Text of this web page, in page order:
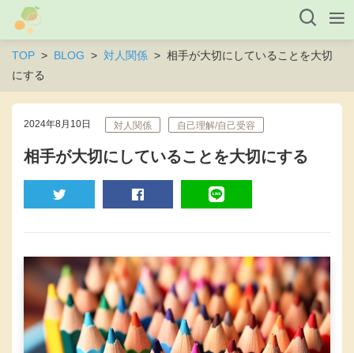
TOP BLOG 対人関係
相手が大切にしていることを大切
にする
2024年8月10日 対人関係 自己理解/自己受容
相手が大切にしていることを大切にする